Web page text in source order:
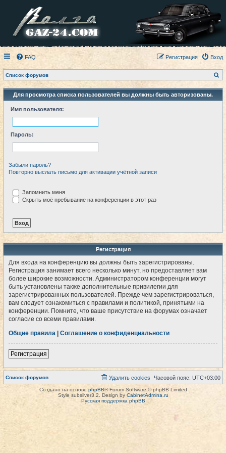
FAQ Вход
Регистрация
Список форумов
о
с
Для просмотра списка пользователей вы должны быть авторизованы.
Имя пользователя:
Пароль:
Забыли пароль?
Повторно выслать письмо для активации учётной записи
Запомнить меня
Скрыть моё пребывание на конференции в этот раз
Регистрация
Для входа на конференцию вы должны быть зарегистрированы.
Регистрация занимает всего несколько минут, но предоставляет вам
более широкие возможности. Администратором конференции могут
быть установлены также дополнительные привилегии для
зарегистрированных пользователей. Прежде чем зарегистрироваться,
вам следует ознакомиться с правилами и политикой, принятыми на
конференции. Помните, что ваше присутствие на форумах означает
согласие со всеми правилами.
Общие правила
Соглашение о конфиденциальности
Регистрация
Список форумов Часовой пояс: UTC+03:00
Удалить cookies
Создано на основе phpBB® Forum Software © phpBB Limited
Style subsilver3.2. Design by CabinetAdmina.ru
Русская поддержка phpBB